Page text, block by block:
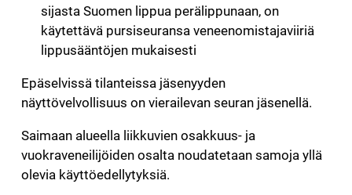
sijasta Suomen lippua perälippunaan, on
käytettävä pursiseuransa veneenomistajaviiriä
lippusääntöjen mukaisesti
Epäselvissä tilanteissa jäsenyyden
näyttövelvollisuus on vierailevan seuran jäsenellä.
Saimaan alueella liikkuvien osakkuus- ja
vuokraveneilijöiden osalta noudatetaan samoja yllä
olevia käyttöedellytyksiä.